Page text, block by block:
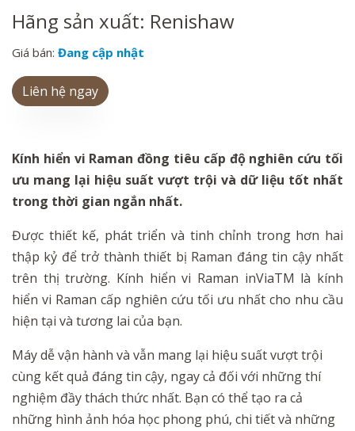
Hãng sản xuất: Renishaw
Giá bán: Đang cập nhật
Liên hệ ngay
Kính hiển vi Ramanđồng tiêu cấp độ nghiên cứu tối
ưu mang lại hiệu suất vượt trội và dữ liệu tốt nhất
trong thời gian ngắn nhất.
Được thiết kế, phát triển và tinh chỉnh trong hơn hai
thập kỷ để trở thành thiết bị Raman đáng tin cậy nhất
trên thị trường. Kính hiển vi Raman inViaTM là kính
hiển vi Raman cấp nghiên cứu tối ưu nhất cho nhu cầu
hiện tại và tương lai của bạn.
Máydễ vận hành và vẫn mang lại hiệu suất vượt trội
cùng kết quả đáng tin cậy, ngay cả đối với những thí
nghiệm đầy thách thức nhất. Bạn có thể tạo ra cả
những hình ảnh hóa học phong phú, chi tiết và những